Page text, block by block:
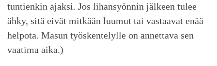
tuntienkin ajaksi. Jos lihansyönnin jälkeen tulee
ähky, sitä eivät mitkään luumut tai vastaavat enää
helpota. Masun työskentelylle on annettava sen
vaatima aika.)